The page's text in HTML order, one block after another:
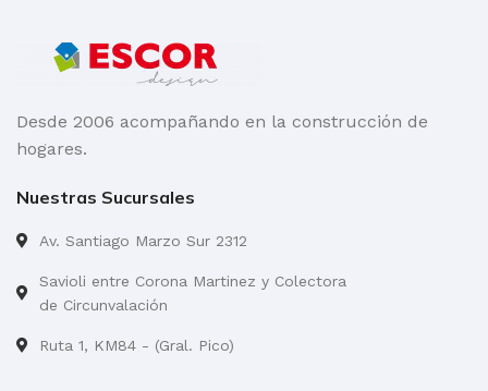
Desde 2006 acompañando en la construcción de
hogares.
Nuestras Sucursales
Av. Santiago Marzo Sur 2312
Savioli entre Corona Martinez y Colectora
de Circunvalación
Ruta 1, KM84 - (Gral. Pico)